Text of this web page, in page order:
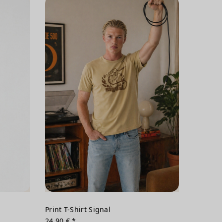
Print T-Shirt Signal